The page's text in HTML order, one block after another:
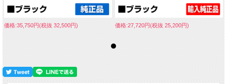
価格:35,750円(税抜 32,500円) 価格:27,720円(税抜 25,200円)